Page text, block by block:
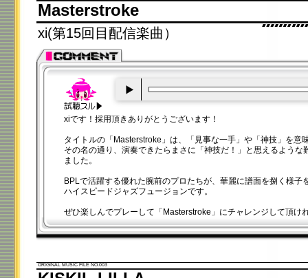
Masterstroke
xi(第15回目配信楽曲）
xiです！採用頂きありがとうございます！
タイトルの「Masterstroke」は、「見事な一手」や「神技」を意
その名の通り、演奏できたらまさに「神技だ！」と思えるような
ました。
BPLで活躍する優れた腕前のプロたちが、華麗に譜面を捌く様子
ハイスピードジャズフュージョンです。
ぜひ楽しんでプレーして「Masterstroke」にチャレンジして頂け
ORIGINAL MUSIC FILE NO.003